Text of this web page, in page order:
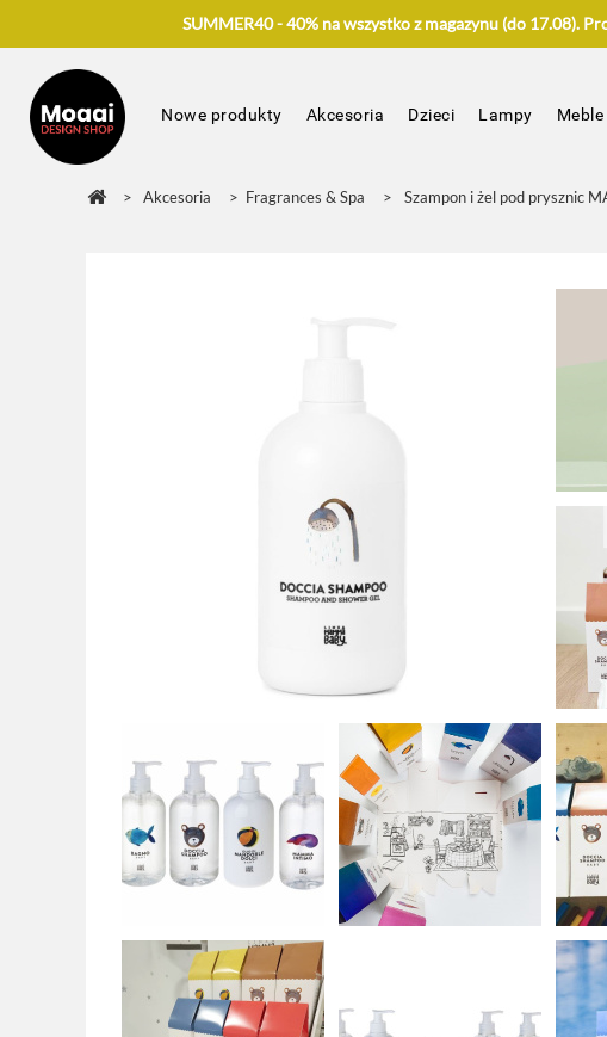
SUMMER40 - 40% na wszystko z magazynu (do 17.08).
Nowe produkty Akcesoria Dzieci Lampy Meble
> Akcesoria > Fragrances & Spa > Szampon i żel pod prysznic